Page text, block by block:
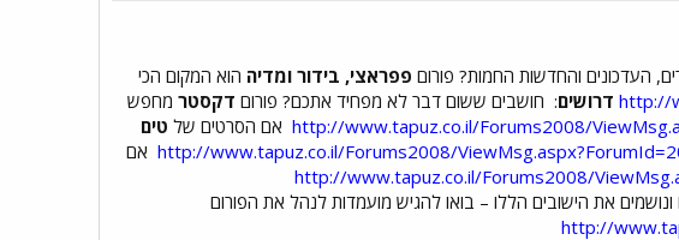
העדכונים והחדשות החמות? פורום פפראצי, בידור ומדיה הוא המקום הכי
http:// דרושים: חושבים ששום דבר לא מפחיד אתכם? פורום דקסטר מחפש
http://www.tapuz.co.il/Forums2008/ אם הסרטים של טים
http://www.tapuz.co.il/Forums2008/ אם
http://www.tapuz.co.il/Forums2008/
ונושמים את הישובים הללו – בואו להגיש מועמדות לנהל את הפורום
http://